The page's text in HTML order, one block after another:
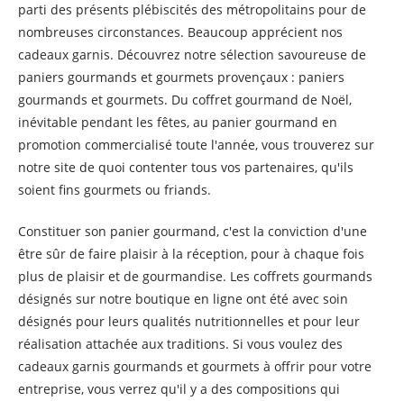
parti des présents plébiscités des métropolitains pour de
nombreuses circonstances. Beaucoup apprécient nos
cadeaux garnis. Découvrez notre sélection savoureuse de
paniers gourmands et gourmets provençaux : paniers
gourmands et gourmets. Du coffret gourmand de Noël,
inévitable pendant les fêtes, au panier gourmand en
promotion commercialisé toute l'année, vous trouverez sur
notre site de quoi contenter tous vos partenaires, qu'ils
soient fins gourmets ou friands.
Constituer son panier gourmand, c'est la conviction d'une
être sûr de faire plaisir à la réception, pour à chaque fois
plus de plaisir et de gourmandise. Les coffrets gourmands
désignés sur notre boutique en ligne ont été avec soin
désignés pour leurs qualités nutritionnelles et pour leur
réalisation attachée aux traditions. Si vous voulez des
cadeaux garnis gourmands et gourmets à offrir pour votre
entreprise, vous verrez qu'il y a des compositions qui